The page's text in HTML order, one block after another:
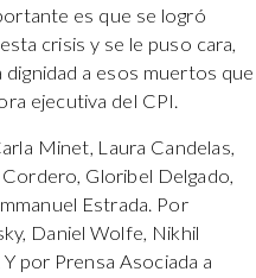
es que se logró
crisis y se le puso cara,
a esos muertos que
ejecutiva del CPI.
Minet, Laura Candelas,
Gloribel Delgado,
Estrada. Por
Daniel Wolfe, Nikhil
por Prensa Asociada a